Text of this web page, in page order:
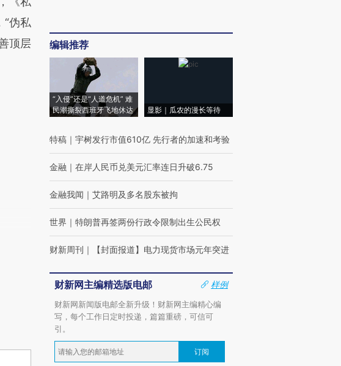
伪私
顶层
编辑推荐
“入侵”还是“人道危机” 难
民潮撕裂西班牙飞地休达
显影｜瓜农的漫长等待
特稿 ｜ 宇树发行市值610亿 先行者的加速和考验
金融 ｜ 在岸人民币兑美元汇率连日升破6.75
金融我闻 ｜ 艾路明及多名股东被拘
世界 ｜ 特朗普再签两份行政令限制出生公民权
财新周刊 ｜ 【封面报道】电力现货市场元年突进
财新网主编精选版电邮
样例
财新网新闻版电邮全新升级！财新网主编精心编
写，每个工作日定时投递，篇篇重磅，可信可
引。
订阅